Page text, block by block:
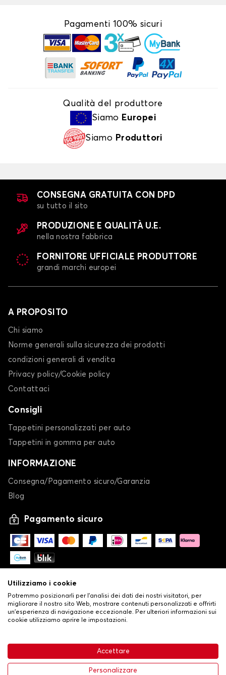
63,99 € Aggiungi al carrello
Pagamenti 100% sicuri
Qualità del produttore
Siamo Europei
Siamo Produttori
CONSEGNA GRATUITA CON DPD
su tutto il sito
PRODUZIONE E QUALITÀ U.E.
nella nostra fabbrica
FORNITORE UFFICIALE PRODUTTORE
grandi marchi europei
A PROPOSITO
Chi siamo
Norme generali sulla sicurezza dei prodotti
condizioni generali di vendita
Privacy policy/Cookie policy
Contattaci
Consigli
Tappetini personalizzati per auto
Tappetini in gomma per auto
INFORMAZIONE
Consegna/Pagamento sicuro/Garanzia
Blog
Pagamento sicuro
Condizioni generali di vendita•
Politica sulla privacy e sui cookie•Livraison
Utilizziamo i cookie
Potremmo posizionarli per l'analisi dei dati dei nostri visitatori, per
migliorare il nostro sito Web, mostrare contenuti personalizzati e offrirti
un'esperienza di navigazione eccezionale. Per ulteriori informazioni sui
cookie utilizziamo aprire le impostazioni.
Accettare
Personalizzare